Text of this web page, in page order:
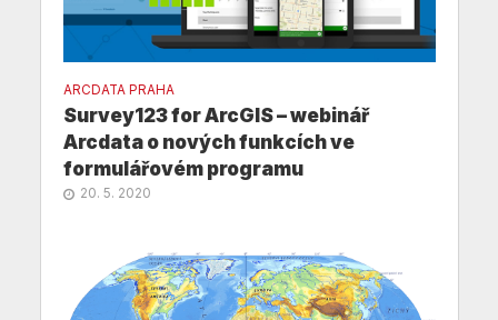
ARCDATA PRAHA
Survey123 for ArcGIS – webinář
Arcdata o nových funkcích ve
formulářovém programu
20. 5. 2020